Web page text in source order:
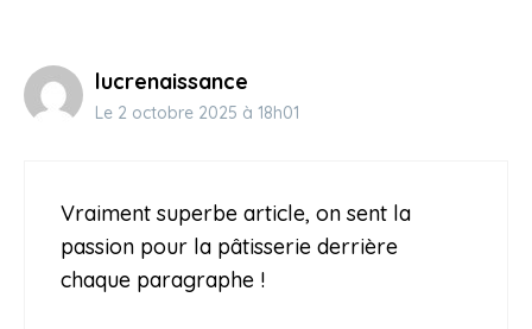
lucrenaissance
Le 2 octobre 2025 à 18h01
Vraiment superbe article, on sent la
passion pour la pâtisserie derrière
chaque paragraphe !